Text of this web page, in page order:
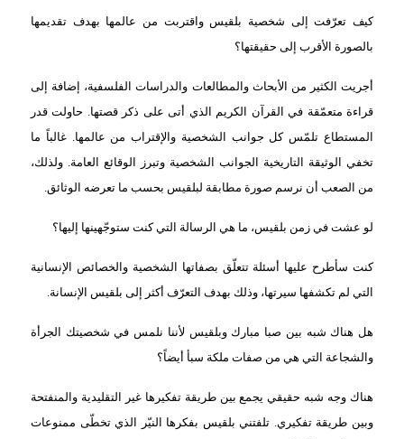
كيف تعرّفت إلى شخصية بلقيس واقتربت من عالمها بهدف تقديمها
بالصورة الأقرب إلى حقيقتها؟
أجريت الكثير من الأبحاث والمطالعات والدراسات الفلسفية، إضافة إلى
قراءة متعمّقة في القرآن الكريم الذي أتى على ذكر قصتها. حاولت قدر
المستطاع تلمّس كل جوانب الشخصية والإقتراب من عالمها. غالباً ما
تخفي الوثيقة التاريخية الجوانب الشخصية وتبرز الوقائع العامة. ولذلك،
من الصعب أن نرسم صورة مطابقة لبلقيس بحسب ما تعرضه الوثائق.
لو عشت في زمن بلقيس، ما هي الرسالة التي كنت ستوجّهينها إليها؟
كنت سأطرح عليها أسئلة تتعلّق بصفاتها الشخصية والخصائص الإنسانية
التي لم تكشفها سيرتها، وذلك بهدف التعرّف أكثر إلى بلقيس الإنسانة.
هل هناك شبه بين صبا مبارك وبلقيس لأننا نلمس في شخصيتك الجرأة
والشجاعة التي هي من صفات ملكة سبأ أيضاً؟
هناك وجه شبه حقيقي يجمع بين طريقة تفكيرها غير التقليدية والمنفتحة
وبين طريقة تفكيري. تلفتني بلقيس بفكرها النيّر الذي تخطّى ممنوعات